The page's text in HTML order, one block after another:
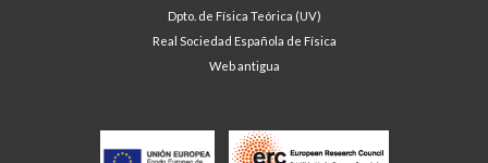
Dpto. de Física Teórica (UV)
Real Sociedad Española de Física
Web antigua